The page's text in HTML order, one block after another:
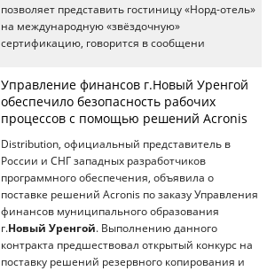
позволяет представить гостиницу «Норд-отель»
на международную «звёздочную»
сертификацию, говорится в сообщени
Управление финансов г.Новый Уренгой
обеспечило безопасность рабочих
процессов с помощью решений Acronis
Distribution, официальный представитель в
России и СНГ западных разработчиков
программного обеспечения, объявила о
поставке решений Acronis по заказу Управления
финансов муниципального образования
г.Новый Уренгой. Выполнению данного
контракта предшествовал открытый конкурс на
поставку решений резервного копирования и